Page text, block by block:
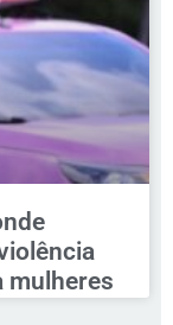
mulheres